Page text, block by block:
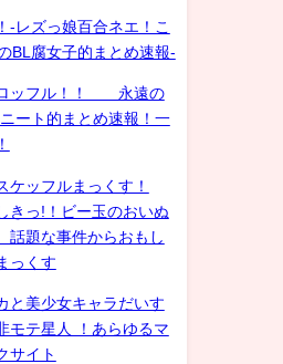
-レズっ娘百合ネエ！こ
BL腐女子的まとめ速報-
ロッフル！！ 永遠の
ート的まとめ速報！一
ケッフルまっくす！
きっ!！ビー玉のおいぬ
題な事件からおもし
っくす
と美少女キャラだいす
モテ星人 ！あらゆるマ
サイト